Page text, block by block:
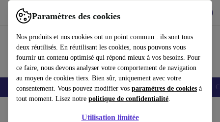
Paramètres des cookies
Nos produits et nos cookies ont un point commun : ils sont tous
deux réutilisés. En réutilisant les cookies, nous pouvons vous
fournir un contenu optimisé qui répond mieux à vos besoins. Pour
ce faire, nous devons analyser votre comportement de navigation
au moyen de cookies tiers. Bien sûr, uniquement avec votre
consentement. Vous pouvez modifier vos paramètres de cookies à
tout moment. Lisez notre politique de confidentialité.
Utilisation limitée
Utilisez refurbed rapidement et facilement
Smartphones Laptops Tablettes Montres connectées Accessoires